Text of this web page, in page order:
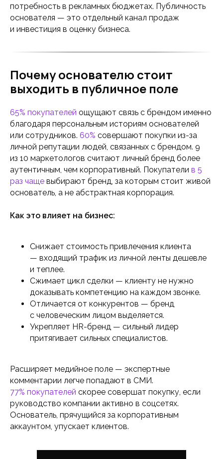
потребность в рекламных бюджетах. Публичность
основателя — это отдельный канал продаж
и инвестиция в оценку бизнеса.
Почему основателю стоит
выходить в публичное поле
65% покупателей ощущают связь с брендом именно
благодаря персональным историям основателей
или сотрудников. 60% совершают покупки из-за
личной репутации людей, связанных с брендом. 9
из 10 маркетологов считают личный бренд более
аутентичным, чем корпоративный. Покупатели в 5
раз чаще выбирают бренд, за которым стоит живой
основатель, а не абстрактная корпорация.
Как это влияет на бизнес:
Снижает стоимость привлечения клиента
— входящий трафик из личной ленты дешевле
и теплее.
Сжимает цикл сделки — клиенту не нужно
доказывать компетенцию на каждом звонке.
Отличается от конкурентов — бренд
с человеческим лицом выделяется.
Укрепляет HR-бренд — сильный лидер
притягивает сильных специалистов.
Расширяет медийное поле — экспертные
комментарии легче попадают в СМИ.
77% покупателей скорее совершат покупку, если
руководство компании активно в соцсетях.
Основатель, прячущийся за корпоративным
аккаунтом, упускает клиентов.